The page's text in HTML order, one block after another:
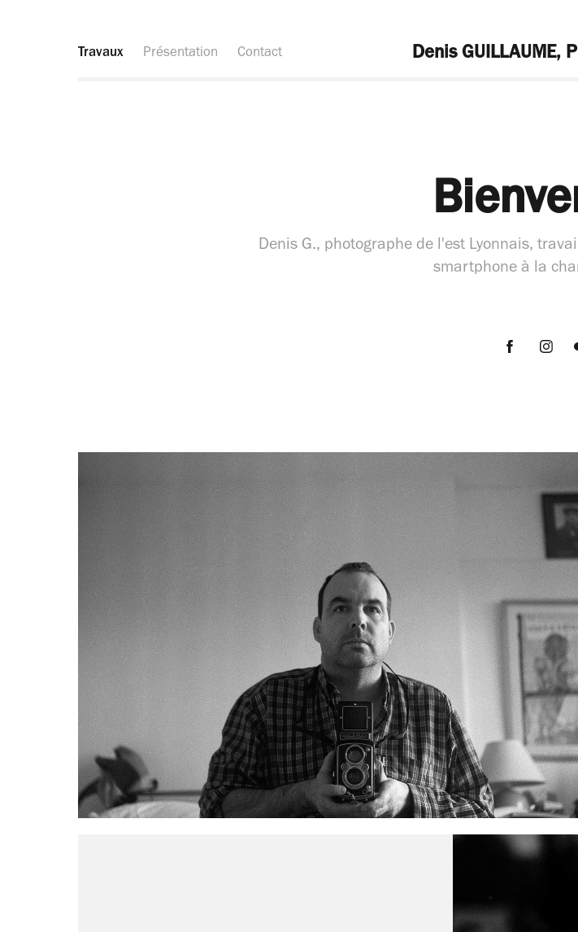
Travaux Présentation Contact Denis GUILLAUME,
Denis G., photographe de l'est Lyonnais,
smartphone à la